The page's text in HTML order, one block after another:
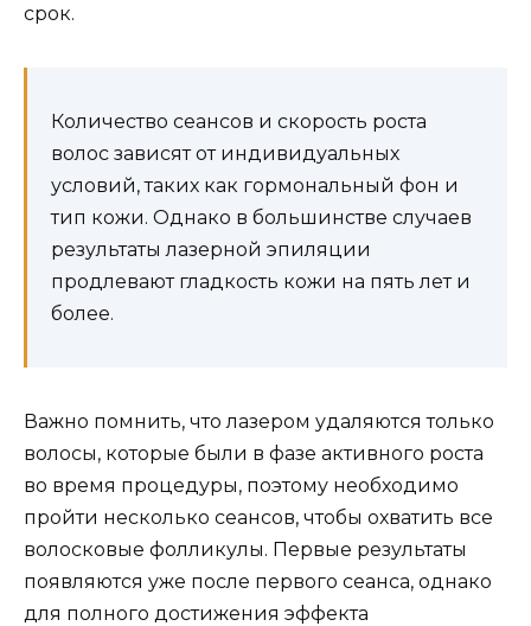
срок.
Количество сеансов и скорость роста
волос зависят от индивидуальных
условий, таких как гормональный фон и
тип кожи. Однако в большинстве случаев
результаты лазерной эпиляции
продлевают гладкость кожи на пять лет и
более.
Важно помнить, что лазером удаляются только
волосы, которые были в фазе активного роста
во время процедуры, поэтому необходимо
пройти несколько сеансов, чтобы охватить все
волосковые фолликулы. Первые результаты
появляются уже после первого сеанса, однако
для полного достижения эффекта